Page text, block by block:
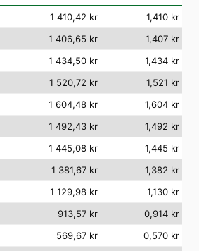
1 410,42 kr
1,410 kr
1 406,65 kr
1,407 kr
1 434,50 kr
1,434 kr
1 520,72 kr
1,521 kr
1 604,48 kr
1,604 kr
1 492,43 kr
1,492 kr
1 445,08 kr
1,445 kr
1 381,67 kr
1,382 kr
1 129,98 kr
1,130 kr
913,57 kr
0,914 kr
569,67 kr
0,570 kr